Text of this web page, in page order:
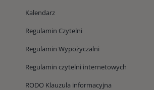
Kalendarz
Regulamin Czytelni
Regulamin Wypożyczalni
Regulamin czytelni internetowych
RODO Klauzula informacyjna